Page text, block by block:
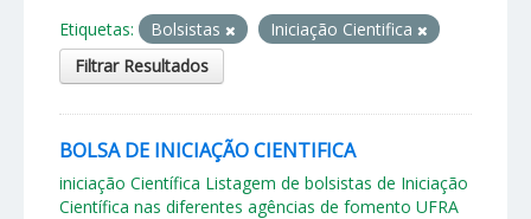
Etiquetas: Bolsistas
Iniciação Cientifica
Filtrar Resultados
BOLSA DE INICIAÇÃO CIENTIFICA
iniciação Científica Listagem de bolsistas de Iniciação
Científica nas diferentes agências de fomento UFRA